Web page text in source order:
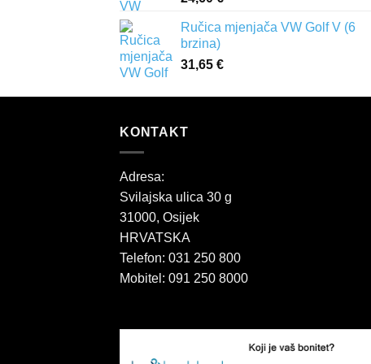
Ručica mjenjača VW Golf V (6
brzina)
31,65 €
KONTAKT
Adresa:
Svilajska ulica 30 g
31000, Osijek
HRVATSKA
Telefon: 031 250 800
Mobitel: 091 250 8000